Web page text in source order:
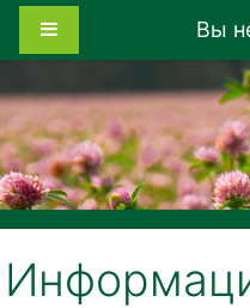
Перейти к основному
Вы